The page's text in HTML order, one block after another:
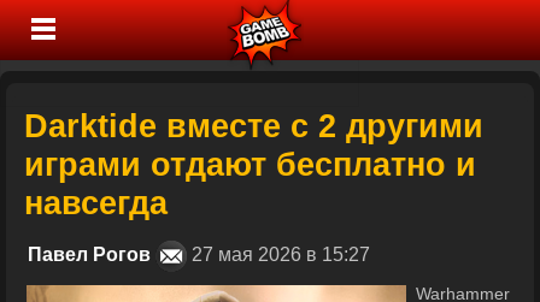
Darktide вместе с 2 другими
играми отдают бесплатно и
навсегда
Павел Рогов 27 мая 2026 в 15:27
Warhammer